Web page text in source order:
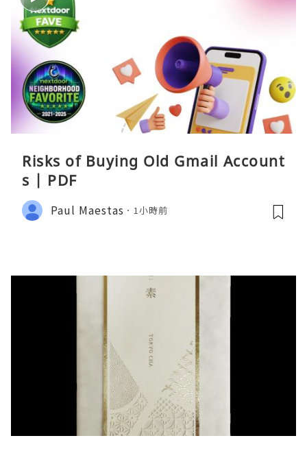
Risks of Buying Old Gmail Account
s | PDF
Paul Maestas 1小時前